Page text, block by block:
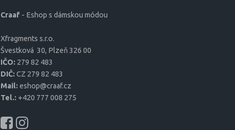
Craaf - Eshop s dámskou módou
Xfragments s.r.o.
Šves­tková 30, Plzeň 326 00
IČO: 279 82 483
DIČ: CZ 279 82 483
Mail: eshop@craaf.cz
Tel.: +420 777 008 275